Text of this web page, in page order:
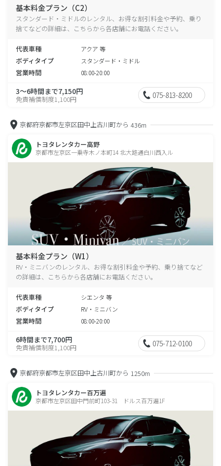
基本料金プラン（C2）
スタンダード・ミドルのレンタル、お得な割引料金や予約、乗り
捨てなどの詳細は、こちらから各店舗にお電話ください。
代表車種 アクア 等
ボディタイプ スタンダード・ミドル
営業時間 08:00-20:00
3～6時間まで7,150円
免責補償制度1,100円 075-813-8200
京都府京都市左京区田中上古川町から 436m
トヨタレンタカー高野
京都市左京区一乗寺木ノ本町14 北大路通白川西入ル
基本料金プラン（W1）
RV・ミニバンのレンタル、お得な割引料金や予約、乗り捨てなど
の詳細は、こちらから各店舗にお電話ください。
代表車種 シエンタ 等
ボディタイプ RV・ミニバン
営業時間 08:00-20:00
6時間まで7,700円
免責補償制度1,100円 075-712-0100
京都府京都市左京区田中上古川町から 1250m
トヨタレンタカー百万遍
京都市左京区田中門前町103-31 ドルス百万遍1F